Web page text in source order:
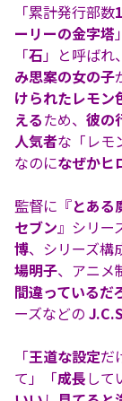
「累計発行部数
ーリーの金字塔
「石」と呼ばれ、
み思案の女の子
けられたレモン
えるため、 彼の
人気者な「レモ
なのになぜかヒ
監督に『とある
セブン』シリー
博、シリーズ構
場明子、アニメ
間違っているだ
ーズなどの
「王道な設定だ
て」「成長して